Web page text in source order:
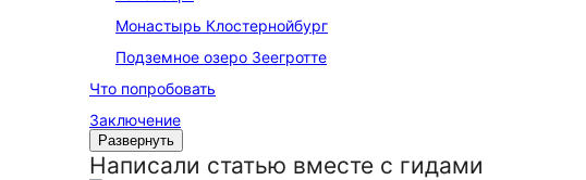
Монастырь Клостернойбург
Подземное озеро Зеегротте
Что попробовать
Заключение
Развернуть
Написали статью вместе с гидами